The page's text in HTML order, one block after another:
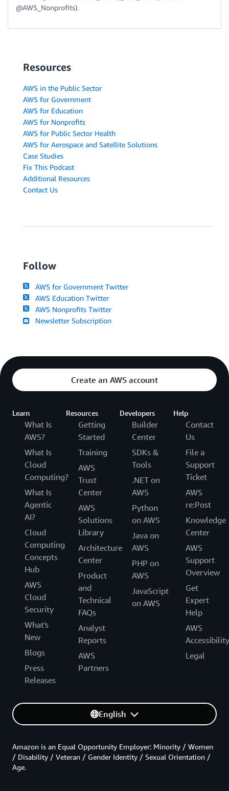
@AWS_Nonprofits).
Resources
AWS in the Public Sector
AWS for Government
AWS for Education
AWS for Nonprofits
AWS for Public Sector Health
AWS for Aerospace and Satellite Solutions
Case Studies
Fix This Podcast
Additional Resources
Contact Us
Follow
AWS for Government Twitter
AWS Education Twitter
AWS Nonprofits Twitter
Newsletter Subscription
Create an AWS account
Learn
What Is
AWS?
What Is
Cloud
Computing?
What Is
Agentic
AI?
Cloud
Computing
Concepts
Hub
AWS
Cloud
Security
What's
New
Blogs
Press
Releases
Resources
Getting
Started
Training
AWS
Trust
Center
AWS
Solutions
Library
Architecture
Center
Product
and
Technical
FAQs
Analyst
Reports
AWS
Partners
Developers
Builder
Center
SDKs &
Tools
.NET on
AWS
Python
on AWS
Java on
AWS
PHP on
AWS
JavaScript
on AWS
Help
Contact
Us
File a
Support
Ticket
AWS
re:Post
Knowledge
Center
AWS
Support
Overview
Get
Expert
Help
AWS
Accessibility
Legal
English
Amazon is an Equal Opportunity Employer: Minority / Women
/ Disability / Veteran / Gender Identity / Sexual Orientation /
Age.